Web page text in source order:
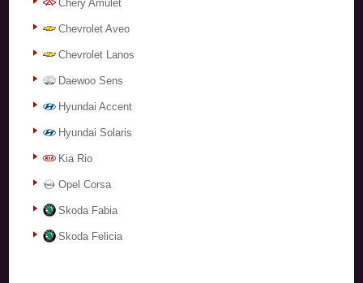
Chery Amulet
Chevrolet Aveo
Chevrolet Lanos
Daewoo Sens
Hyundai Accent
Hyundai Solaris
Kia Rio
Opel Corsa
Skoda Fabia
Skoda Felicia